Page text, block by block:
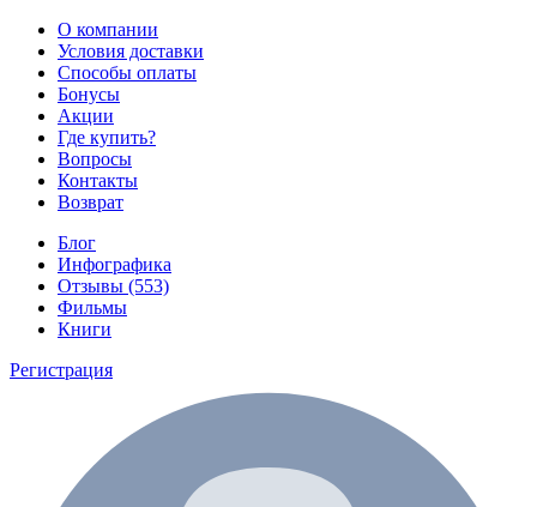
О компании
Условия доставки
Способы оплаты
Бонусы
Акции
Где купить?
Вопросы
Контакты
Возврат
Блог
Инфографика
Отзывы (553)
Фильмы
Книги
Регистрация